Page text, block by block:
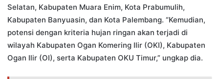
Selatan, Kabupaten Muara Enim, Kota Prabumulih,
Kabupaten Banyuasin, dan Kota Palembang. “Kemudian,
potensi dengan kriteria hujan ringan akan terjadi di
wilayah Kabupaten Ogan Komering Ilir (OKI), Kabupaten
Ogan Ilir (OI), serta Kabupaten OKU Timur,” ungkap dia.